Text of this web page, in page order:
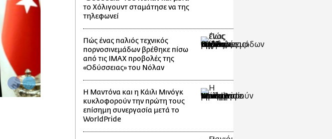
το Χόλιγουντ σταμάτησε να της
τηλεφωνεί
Πώς ένας παλιός τεχνικός
πορνοσινεμάδων βρέθηκε πίσω
από τις IMAX προβολές της
«Οδύσσειας» του Νόλαν
Η Μαντόνα και η Κάιλι Μινόγκ
κυκλοφορούν την πρώτη τους
επίσημη συνεργασία μετά το
WorldPride